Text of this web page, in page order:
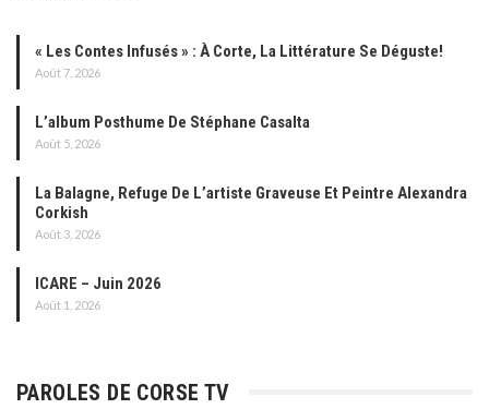
« Les Contes Infusés » : À Corte, La Littérature Se Déguste!
Août 7, 2026
L’album Posthume De Stéphane Casalta
Août 5, 2026
La Balagne, Refuge De L’artiste Graveuse Et Peintre Alexandra
Corkish
Août 3, 2026
ICARE – Juin 2026
Août 1, 2026
PAROLES DE CORSE TV